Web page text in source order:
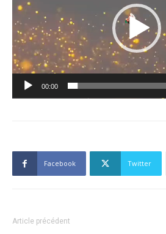
00:00
Facebook Twitter
Article précédent